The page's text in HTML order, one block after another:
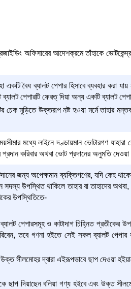
অফিসারের আদেশক্রমে তাঁহাকে
বৈধ ব্যালট পেপার হিসাবে ব্যবহার করা যায়
পেপারটি ফেরত্ দিয়া অন্য একটি ব্যালট
মুড়িতে উক্তরূপ নষ্ট হওয়া মর্মে তাহার মন্তব্য
মধ্যে লাইনে দণ্ডায়মান ভোটারগণ
করিবার অথবা ভোট প্রদানের অনুমতি দেওয়া
জন্য অপেক্ষমান ব্যক্তিগণের, যদি কেহ
সদস্য উপস্থিত থাকিলে তাহার বা তাহাদের
উপস্থিতিতে-
পেপারসমূহ ও কাটাদাগ চিহ্নিত প্রতীকের
তবে গণনা হইতে সেই সকল ব্যালট
সীলমোহর দ্বারা এইরূপভাবে ছাপ দেওয়া
ছাপ দিয়াছেন বলিয়া গণ্য হইবে এবং উক্ত